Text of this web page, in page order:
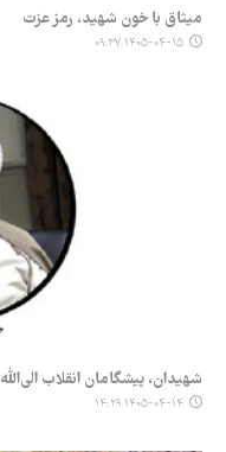
میثاق با خون شهید، رمز عزت
۱۴۰۵-۰۴-۱۵ ۰۹:۳۷
‌‏شهیدان، پیشگامان انقلاب الی‌الله
۱۴۰۵-۰۴-۱۴ ۱۴:۲۹